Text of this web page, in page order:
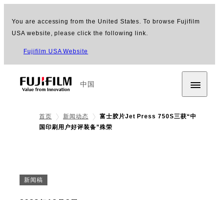
You are accessing from the United States. To browse Fujifilm
USA website, please click the following link.
Fujifilm USA Website
中国
首页 新闻动态
富士胶片Jet Press 750S三获“中
国印刷用户好评装备”殊荣
新闻稿